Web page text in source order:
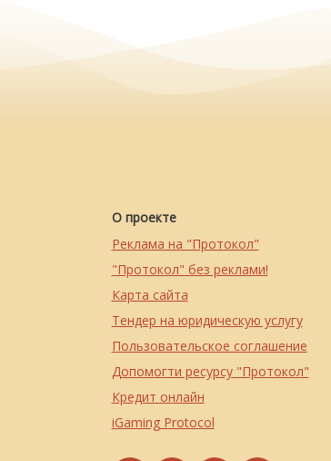
О проекте
Реклама на "Протокол"
"Протокол" без реклами!
Карта сайта
Тендер на юридическую услугу
Пользовательское соглашение
Допомогти ресурсу "Протокол"
Кредит онлайн
iGaming Protocol